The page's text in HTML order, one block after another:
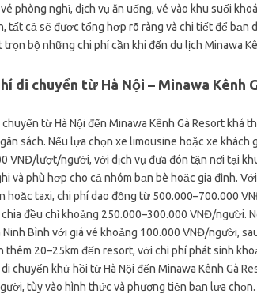
phòng nghỉ, dịch vụ ăn uống, vé vào khu suối
tất cả sẽ được tổng hợp rõ ràng và chi tiết để bạn
trọn bộ những chi phí cần khi đến du lịch Minawa
di chuyển từ Hà Nội – Minawa Kênh
chuyển từ Hà Nội đến Minawa Kênh Gà Resort khá
sách. Nếu lựa chọn xe limousine hoặc xe khách
VNĐ/lượt/người, với dịch vụ đưa đón tận nơi tại
và phù hợp cho cả nhóm bạn bè hoặc gia đình.
hoặc taxi, chi phí dao động từ 500.000–700.000
đều chỉ khoảng 250.000–300.000 VNĐ/người.
Ninh Bình với giá vé khoảng 100.000 VNĐ/người,
thêm 20–25km đến resort, với chi phí phát sinh
chuyển khứ hồi từ Hà Nội đến Minawa Kênh Gà
tùy vào hình thức và phương tiện bạn lựa chọn.